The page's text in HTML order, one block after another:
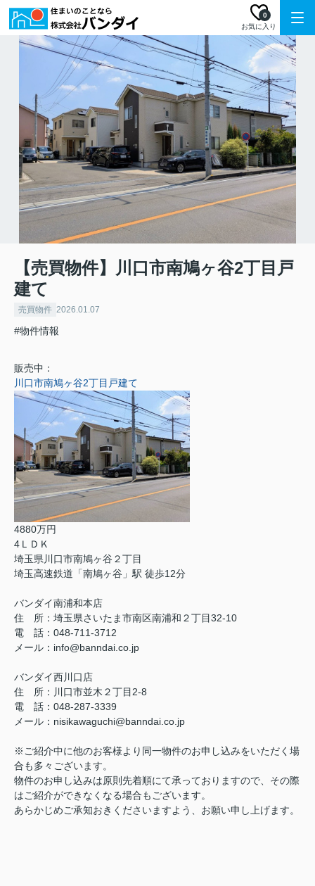
お気に入り
0
【売買物件】川口市南鳩ヶ谷2丁目戸
建て
売買物件 2026.01.07
#物件情報
販売中：
川口市南鳩ヶ谷2丁目戸建て
4880万円
4ＬＤＫ
埼玉県川口市南鳩ヶ谷２丁目
埼玉高速鉄道「南鳩ヶ谷」駅 徒歩12分
バンダイ南浦和本店
住 所：埼玉県さいたま市南区南浦和２丁目32-10
電 話：048-711-3712
メール：info@banndai.co.jp
バンダイ西川口店
住 所：川口市並木２丁目2-8
電 話：048-287-3339
メール：nisikawaguchi@banndai.co.jp
※ご紹介中に他のお客様より同一物件のお申し込みをいただく場
合も多々ございます。
物件のお申し込みは原則先着順にて承っておりますので、その際
はご紹介ができなくなる場合もございます。
あらかじめご承知おきくださいますよう、お願い申し上げます。